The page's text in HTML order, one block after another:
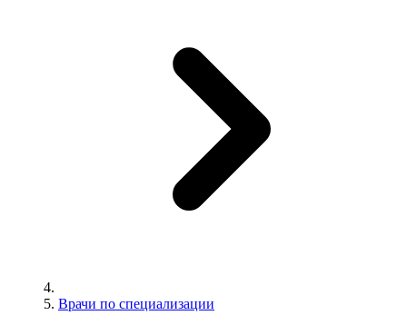
Врачи по специализации